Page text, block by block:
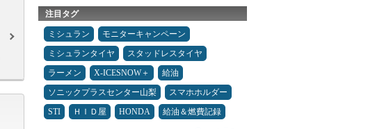
注目タグ
ミシュラン
モニターキャンペーン
ミシュランタイヤ
スタッドレスタイヤ
ラーメン
X-ICESNOW＋
給油
ソニックプラスセンター山梨
スマホホルダー
STI
ＨＩＤ屋 HONDA 給油＆燃費記録